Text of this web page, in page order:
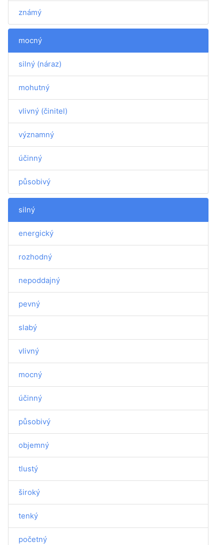
známý
mocný
silný (náraz)
mohutný
vlivný (činitel)
významný
účinný
působivý
silný
energický
rozhodný
nepoddajný
pevný
slabý
vlivný
mocný
účinný
působivý
objemný
tlustý
široký
tenký
početný